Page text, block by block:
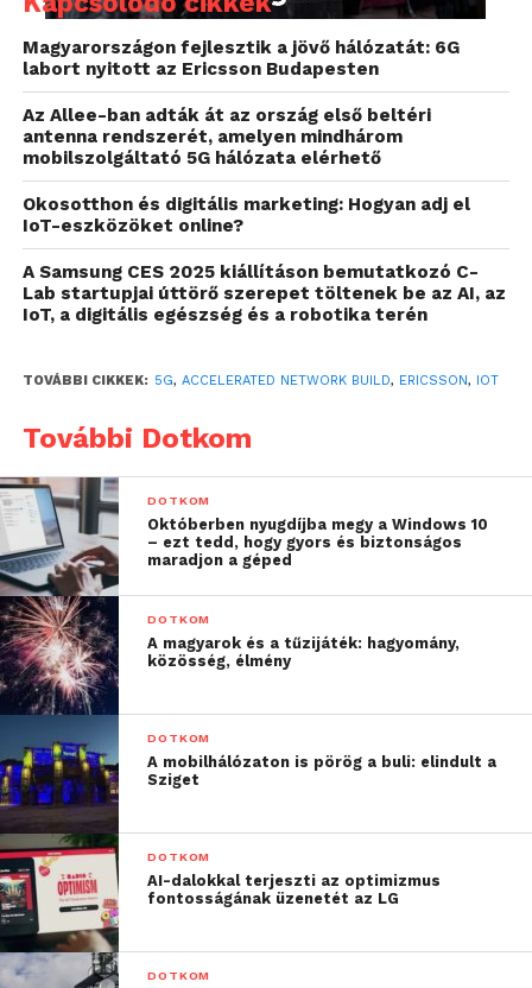
megoldások és a hagyományos módszerek
alkalmazása a munkafolyamatok széttagoltságából
eredően többszöri átadást igényelnek a
közreműködő felek között, ezzel is
meghosszabbítva a kivitelezés folyamatát.
A célirányosított folyamatfejlesztéseket és számos
technológiai innovációt tartalmazó saját fejlesztésű,
felhőalapú eszköztárral az Ericsson Accelerated
Network Build egy olyan megoldás, amely képes
megbirkózni a szolgáltatók és az ügyfeleik
A megoldásnak része az Ericsson 2016-ban
bevezetett felhőalapú hálózattelepítés-kivitelezési
platformja (Network Deployment Delivery Platform),
amely első az iparágban. Ez egy egyszerűsített
kétfázisú hálózattelepítési szolgáltatási
megközelítés, amely egy központi előkészítési
fázisból és egy, a helyszínen egyszeri alkalommal, de
párhuzamosan végzett tevékenységekből áll.
Az optimalizált folyamatoknak köszönhetően
csökken a helyszíni telepítéssel eltöltött idő, és a
távolról is használható eszközökkel és kapcsolódó
tevékenységekkel valós időben irányítható a
telepítés. Ez egyfelől gyorsabb kiépítést tesz
lehetővé, másfelől a minőségbiztosítás érdekében
sem szükséges a további helyszíni ellenőrzés.
Magyarországon fejlesztik a jövő hálózatát: 6G
labort nyitott az Ericsson Budapesten
Az Allee-ban adták át az ország első beltéri
antenna rendszerét, amelyen mindhárom
mobilszolgáltató 5G hálózata elérhető
Okosotthon és digitális marketing: Hogyan adj el
IoT-eszközöket online?
A Samsung CES 2025 kiállításon bemutatkozó C-
Lab startupjai úttörő szerepet töltenek be az AI, az
IoT, a digitális egészség és a robotika terén
TOVÁBBI CIKKEK: 5G, ACCELERATED NETWORK BUILD, ERICSSON, IOT
További Dotkom
DOTKOM
Októberben nyugdíjba megy a Windows 10
– ezt tedd, hogy gyors és biztonságos
maradjon a géped
DOTKOM
A magyarok és a tűzijáték: hagyomány,
közösség, élmény
DOTKOM
A mobilhálózaton is pörög a buli: elindult a
Sziget
DOTKOM
AI-dalokkal terjeszti az optimizmus
fontosságának üzenetét az LG
DOTKOM